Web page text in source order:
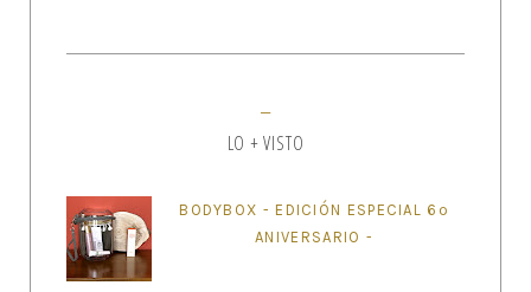
LO + VISTO
BODYBOX - EDICIÓN ESPECIAL 6º
ANIVERSARIO -